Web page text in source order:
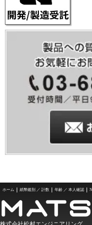
ホーム 紙幣鑑別 ／ 計数 年齢 ／ 本人確認